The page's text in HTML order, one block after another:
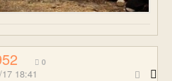
0
18:41